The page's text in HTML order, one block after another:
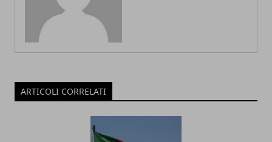
ARTICOLI CORRELATI